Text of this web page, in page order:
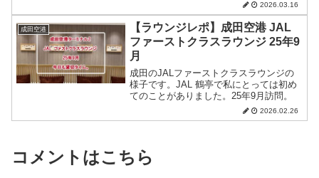
2026.03.16
成田空港
【ラウンジレポ】成田空港 JAL
ファーストクラスラウンジ 25年9
月
成田のJALファーストクラスラウンジの
様子です。JAL 鶴亭で私にとっては初め
てのことがありました。25年9月訪問。
2026.02.26
コメントはこちら